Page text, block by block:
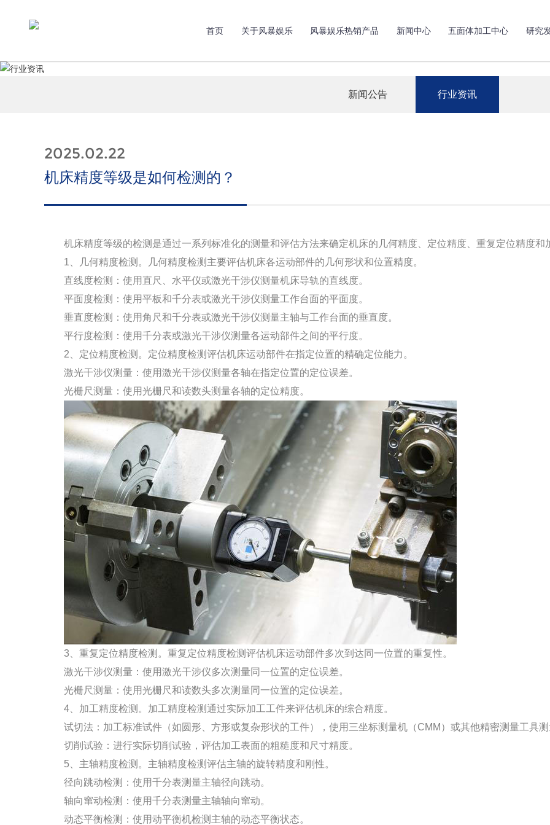
首页 关于风暴娱乐 风暴娱乐热销产品 新闻中心 五面体加工中心 研究
新闻公告 行业资讯
2025.02.22
机床精度等级是如何检测的？
机床精度等级的检测是通过一系列标准化的测量和评估方法来确定机床的几何精度、定位精度、重复定位精度和
1、几何精度检测。几何精度检测主要评估机床各运动部件的几何形状和位置精度。
直线度检测：使用直尺、水平仪或激光干涉仪测量机床导轨的直线度。
平面度检测：使用平板和千分表或激光干涉仪测量工作台面的平面度。
垂直度检测：使用角尺和千分表或激光干涉仪测量主轴与工作台面的垂直度。
平行度检测：使用千分表或激光干涉仪测量各运动部件之间的平行度。
2、定位精度检测。定位精度检测评估机床运动部件在指定位置的精确定位能力。
激光干涉仪测量：使用激光干涉仪测量各轴在指定位置的定位误差。
光栅尺测量：使用光栅尺和读数头测量各轴的定位精度。
3、重复定位精度检测。重复定位精度检测评估机床运动部件多次到达同一位置的重复性。
激光干涉仪测量：使用激光干涉仪多次测量同一位置的定位误差。
光栅尺测量：使用光栅尺和读数头多次测量同一位置的定位误差。
4、加工精度检测。加工精度检测通过实际加工工件来评估机床的综合精度。
试切法：加工标准试件（如圆形、方形或复杂形状的工件），使用三坐标测量机（CMM）或其他精密测量工具测
切削试验：进行实际切削试验，评估加工表面的粗糙度和尺寸精度。
5、主轴精度检测。主轴精度检测评估主轴的旋转精度和刚性。
径向跳动检测：使用千分表测量主轴径向跳动。
轴向窜动检测：使用千分表测量主轴轴向窜动。
动态平衡检测：使用动平衡机检测主轴的动态平衡状态。